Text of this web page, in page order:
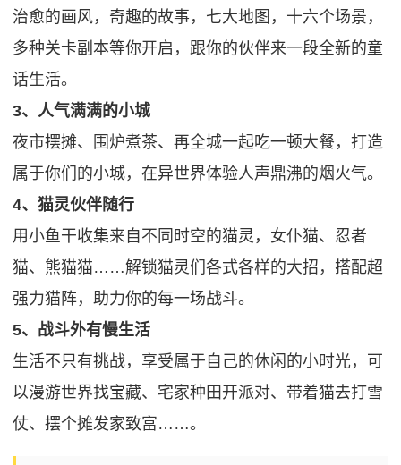
治愈的画风，奇趣的故事，七大地图，十六个场景，
多种关卡副本等你开启，跟你的伙伴来一段全新的童
话生活。
3、人气满满的小城
夜市摆摊、围炉煮茶、再全城一起吃一顿大餐，打造
属于你们的小城，在异世界体验人声鼎沸的烟火气。
4、猫灵伙伴随行
用小鱼干收集来自不同时空的猫灵，女仆猫、忍者
猫、熊猫猫……解锁猫灵们各式各样的大招，搭配超
强力猫阵，助力你的每一场战斗。
5、战斗外有慢生活
生活不只有挑战，享受属于自己的休闲的小时光，可
以漫游世界找宝藏、宅家种田开派对、带着猫去打雪
仗、摆个摊发家致富……。